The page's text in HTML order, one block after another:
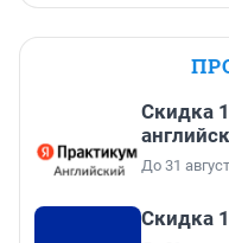
Скидка
До 31
Скидка